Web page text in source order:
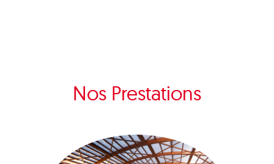
Nos Prestations